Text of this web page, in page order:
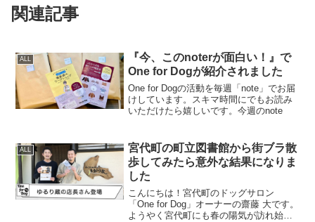
k
関連記事
ALL
『今、このnoterが面白い！』で
One for Dogが紹介されました
One for Dogの活動を毎週「note」でお届
けしています。スキマ時間にでもお読み
いただけたら嬉しいです。今週のnote
ALL
宮代町の町立図書館から街ブラ散
歩してみたら意外な結果になりま
した
こんにちは！宮代町のドッグサロン
「One for Dog」オーナーの齋藤 大です。
ようやく宮代町にも春の陽気が訪れ始め